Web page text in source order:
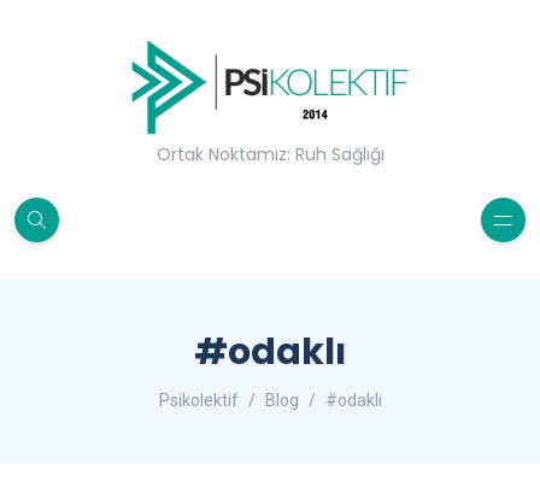
Ortak Noktamız: Ruh Sağlığı
#odaklı
Psikolektif Blog #odaklı